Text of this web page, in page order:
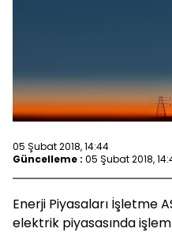
05 Şubat 2018, 14:44
Güncelleme : 05 Şubat 2018,
Enerji Piyasaları İşletme
elektrik piyasasında